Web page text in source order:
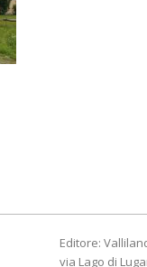
Editore:
via Lago di